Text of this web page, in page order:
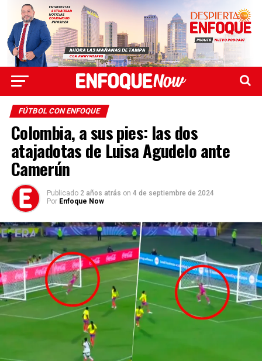
FÚTBOL CON ENFOQUE
Colombia, a sus pies: las dos
atajadotas de Luisa Agudelo ante
Camerún
Publicado 2 años atrás on 4 de septiembre de 2024
Por Enfoque Now